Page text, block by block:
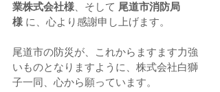
業株式会社様、そして 尾道市消防局
様 に、心より感謝申し上げます。
尾道市の防災が、これからますます力強
いものとなりますように、株式会社白獅
子一同、心から願っています。